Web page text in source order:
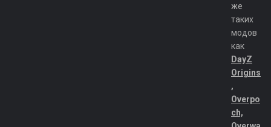
же
таких
модов
как
DayZ
Origins
,
Overpo
ch,